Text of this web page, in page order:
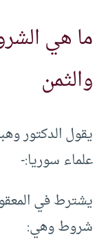
ما هي
والثمن
يقول الدكتور
علماء سوريا:-
يشترط في
شروط وهي: